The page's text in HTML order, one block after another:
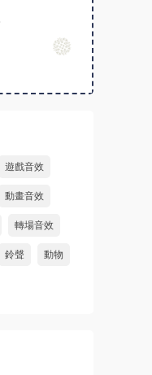
遊戲音效
動畫音效
轉場音效
鈴聲 動物